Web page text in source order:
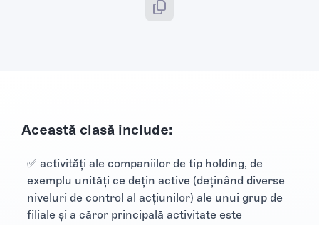
Această clasă include:
✅ activităţi ale companiilor de tip holding, de
exemplu unităţi ce deţin active (deţinând diverse
niveluri de control al acţiunilor) ale unui grup de
filiale şi a căror principală activitate este